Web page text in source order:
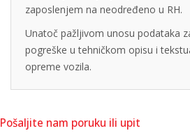
zaposlenjem na neodređeno u RH.
Unatoč pažljivom unosu podataka
pogreške u tehničkom opisu i
opreme vozila.
Pošaljite nam poruku ili upit